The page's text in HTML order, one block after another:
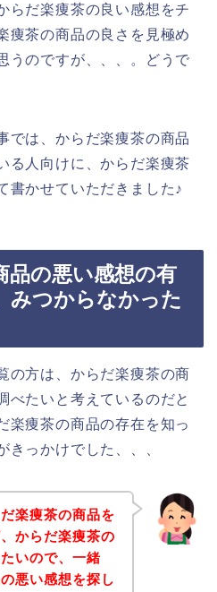
らだ楽痩茶の良い感想をチ
痩茶の商品の良さを見極め
うのですが、、、。どうで
では、からだ楽痩茶の商品
る人向けに、からだ楽痩茶
書かせていただきました♪
品の悪い感想の有
みつからなかった
の方は、からだ楽痩茶の商
べたいと考えているのだと
楽痩茶の商品の存在を知っ
きっかけでした、、、
楽痩茶の商品を
からだ楽痩茶の
いので、一緒
悪い感想を探し